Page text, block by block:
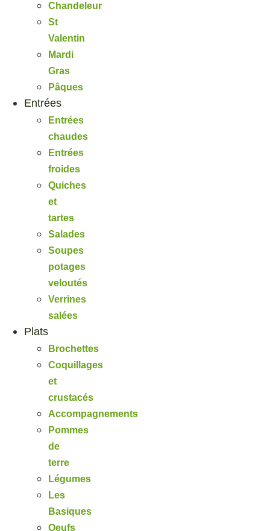
Chandeleur
St
Valentin
Mardi
Gras
Pâques
Entrées
Entrées
chaudes
Entrées
froides
Quiches
et
tartes
Salades
Soupes
potages
veloutés
Verrines
salées
Plats
Brochettes
Coquillages
et
crustacés
Accompagnements
Pommes
de
terre
Légumes
Les
Basiques
Oeufs